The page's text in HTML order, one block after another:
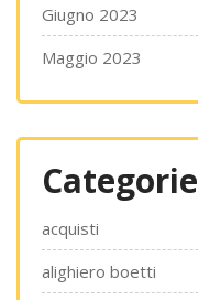
Giugno 2023
Maggio 2023
Categorie
acquisti
alighiero boetti